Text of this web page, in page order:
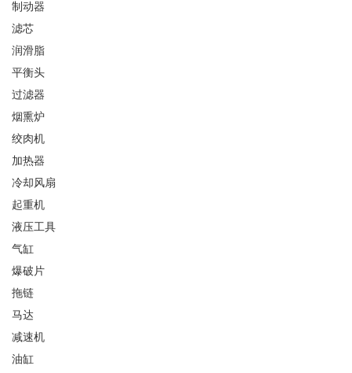
制动器
滤芯
润滑脂
平衡头
过滤器
烟熏炉
绞肉机
加热器
冷却风扇
起重机
液压工具
气缸
爆破片
拖链
马达
减速机
油缸